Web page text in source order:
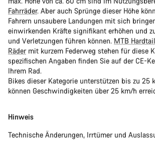
Fahrräder. Aber auch Sprünge dieser Höhe
Fahrern unsaubere Landungen mit sich
einwirkenden Kräfte signifikant erhöhen und
und Verletzungen führen können. MTB
Rädermit kurzem Federweg stehen für diese
spezifischen Angaben finden Sie auf der CE-
Ihrem Rad.
Bikes dieser Kategorie unterstützen bis zu 25
können Geschwindigkeiten über 25 km/h
Hinweis
Technische Änderungen, Irrtümer und